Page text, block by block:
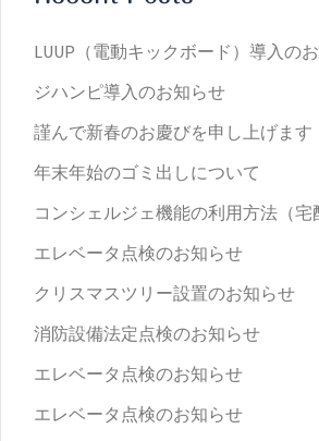
LUUP（電動キックボード）導入の
ジハンピ導入のお知らせ
謹んで新春のお慶びを申し上げます
年末年始のゴミ出しについて
コンシェルジェ機能の利用方法（宅
エレベータ点検のお知らせ
クリスマスツリー設置のお知らせ
消防設備法定点検のお知らせ
エレベータ点検のお知らせ
エレベータ点検のお知らせ